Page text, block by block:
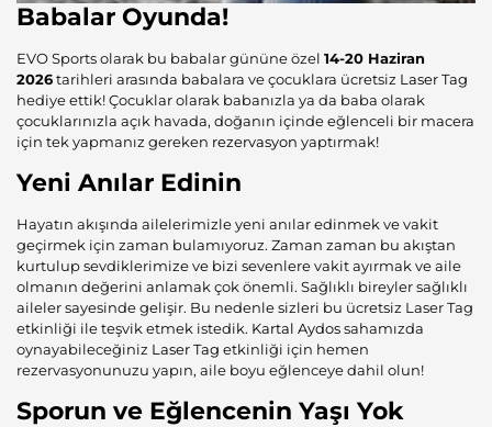
Babalar Oyunda!
EVO Sports olarak bu babalar gününe özel 14-20 Haziran
2026tarihleri arasında babalara ve çocuklara ücretsiz Laser Tag
hediye ettik! Çocuklar olarak babanızla ya da baba olarak
çocuklarınızla açık havada, doğanın içinde eğlenceli bir macera
için tek yapmanız gereken rezervasyon yaptırmak!
Yeni Anılar Edinin
Hayatın akışında ailelerimizle yeni anılar edinmek ve vakit
geçirmek için zaman bulamıyoruz. Zaman zaman bu akıştan
kurtulup sevdiklerimize ve bizi sevenlere vakit ayırmak ve aile
olmanın değerini anlamak çok önemli. Sağlıklı bireyler sağlıklı
aileler sayesinde gelişir. Bu nedenle sizleri bu ücretsiz Laser Tag
etkinliği ile teşvik etmek istedik. Kartal Aydossahamızda
oynayabileceğiniz Laser Tag etkinliği için hemen
rezervasyonunuzu yapın, aile boyu eğlenceye dahil olun!
Sporun ve Eğlencenin Yaşı Yok